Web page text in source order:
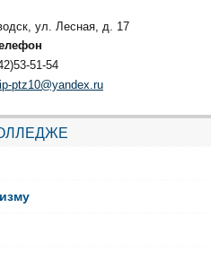
ул. Лесная, д. 17
51-54
ptz10@yandex.ru